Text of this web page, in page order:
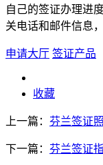
自己的签证办理进
关电话和邮件信息
申请大厅 签证产品
收藏
上一篇： 芬兰签证
下一篇： 芬兰签证